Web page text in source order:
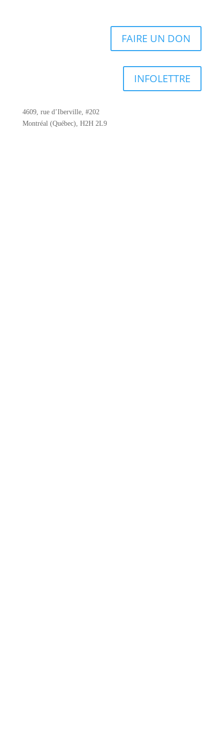
FAIRE UN DON
INFOLETTRE
4609, rue d’Iberville, #202
Montréal (Québec), H2H 2L9